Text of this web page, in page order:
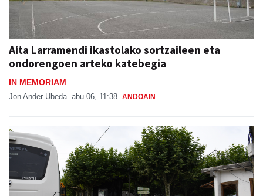
Aita Larramendi ikastolako sortzaileen eta
ondorengoen arteko katebegia
IN MEMORIAM
Jon Ander Ubeda abu 06, 11:38 ANDOAIN